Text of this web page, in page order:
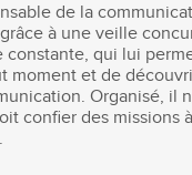
de la
à une veille
qui lui
moment et de
Organisé, il
confier des missions